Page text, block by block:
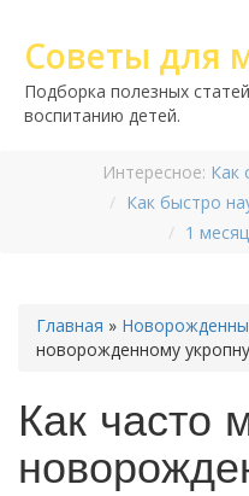
Советы для
Подборка полезных
воспитанию детей.
Интересное: Как
Как быстро
1
Главная »
новорожденному
Как часто